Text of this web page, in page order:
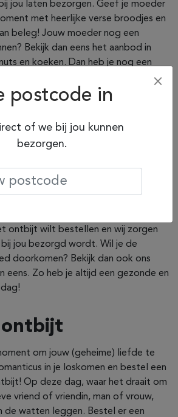
jou laten bezorgen. Geef je moeder
met heerlijke verse broodjes en
beleg! Jouw moeder nog een
Bekijk dan eens het aanbod in
en koeken. Dan heb je nog een
een paasontbijt. Hoe makkelijk is
verse broodjes, sapjes, zoete
keuze aan belegsoorten. Natuurlijk kan
ontbijt wilt bestellen en wij zorgen
jou bezorgd wordt. Wil je de
doorkomen? Bekijk dan ook ons
eens. Zo heb je altijd een gezonde en
om jouw (geheime) liefde te
in je loskomen en bestel een
Op deze dag, waar het draait om
vriend of vriendin, man of vrouw,
de watten leggen. Bestel er een
postcode in
×
of we bij jou kunnen
bezorgen.